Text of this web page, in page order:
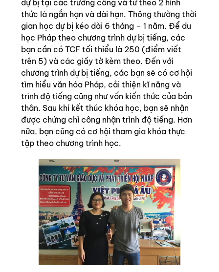
dự bị tại các trường công và tư theo 2 hình
thức là ngắn hạn và dài hạn. Thông thường thời
gian học dự bị kéo dài 6 tháng – 1 năm. Để du
học Pháp theo chương trình dự bị tiếng, các
bạn cần có TCF tối thiểu là 250 (điểm viết
trên 5) và các giấy tờ kèm theo. Đến với
chương trình dự bị tiếng, các bạn sẽ có cơ hội
tìm hiểu văn hóa Pháp, cải thiện kĩ năng và
trình độ tiếng cũng như vốn kiến thức của bản
thân. Sau khi kết thúc khóa học, bạn sẽ nhận
được chứng chỉ công nhận trình độ tiếng. Hơn
nữa, bạn cũng có cơ hội tham gia khóa thực
tập theo chương trình học.